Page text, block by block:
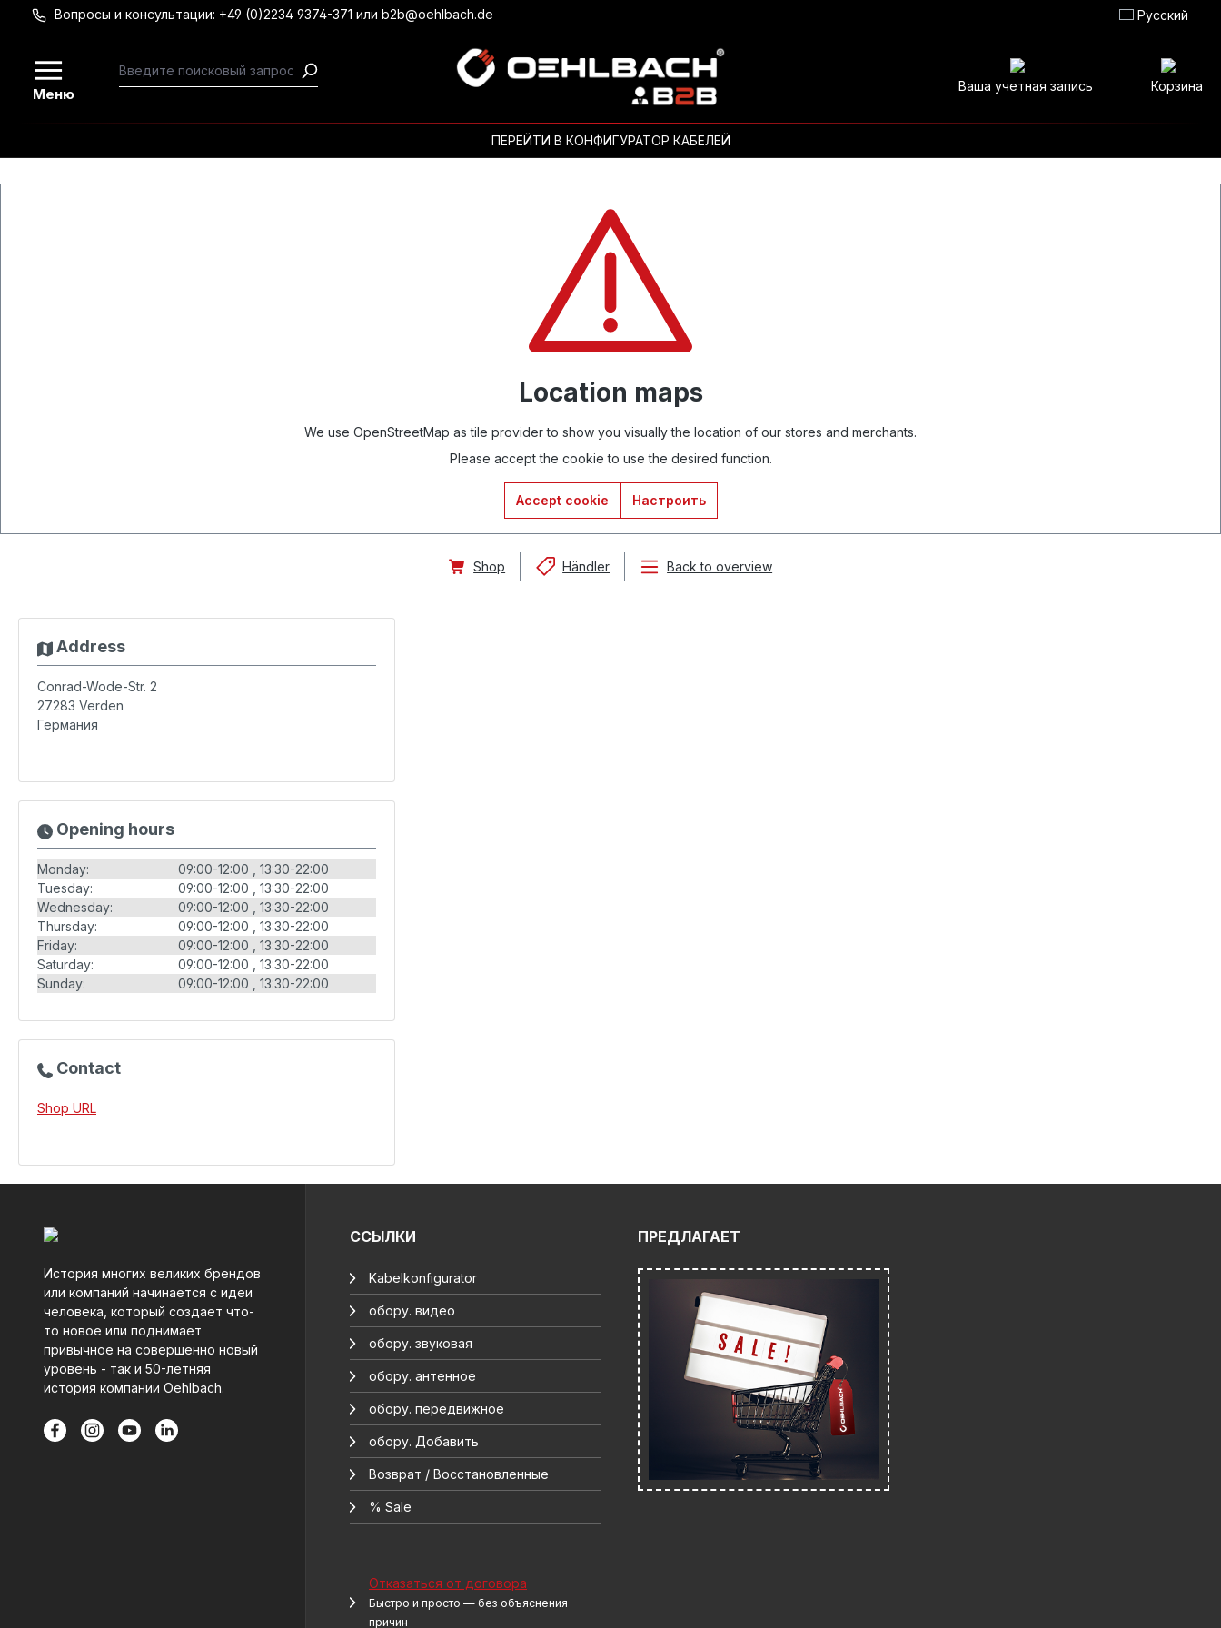
Перейти к основному содержанию
Вопросы и консультации: +49 (0)2234 9374-371 или b2b@oehlbach.de Русский
Меню Ваша учетная запись Корзина
ПЕРЕЙТИ В КОНФИГУРАТОР КАБЕЛЕЙ
Location maps
We use OpenStreetMap as tile provider to show you visually the location of our stores and merchants.
Please accept the cookie to use the desired function.
Accept cookie Настроить
Shop Händler Back to overview
Address
Conrad-Wode-Str. 2
27283 Verden
Германия
Opening hours
Monday: 09:00-12:00
13:30-22:00
Tuesday:
09:00-12:00
13:30-22:00
Wednesday:
09:00-12:00
13:30-22:00
Thursday:
09:00-12:00
13:30-22:00
Friday:
09:00-12:00
13:30-22:00
Saturday:
09:00-12:00
13:30-22:00
Sunday:
09:00-12:00 13:30-22:00
Contact
Shop URL
История многих великих брендов
или компаний начинается с идеи
человека, который создает что-
то новое или поднимает
привычное на совершенно новый
уровень - так и 50-летняя
история компании Oehlbach.
ССЫЛКИ
Kabelkonfigurator
обору. видео
обору. звуковая
обору. антенное
обору. передвижное
обору. Добавить
Возврат / Восстановленные
% Sale
Отказаться от договора
Быстро и просто — без объяснения
причин
ПРЕДЛАГАЕТ